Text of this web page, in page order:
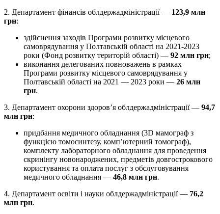
2. Департамент фінансів облдержадміністрації — 123,9 млн
грн:
здійснення заходів Програми розвитку місцевого
самоврядування у Полтавській області на 2021-2023
роки (Фонд розвитку територій області) — 92 млн грн;
виконання делегованих повноважень в рамках
Програми розвитку місцевого самоврядування у
Полтавській області на 2021 — 2023 роки — 26 млн
грн.
3. Департамент охорони здоров’я облдержадміністрації — 94,7
млн грн:
придбання медичного обладнання (3D мамограф з
функцією томосинтезу, комп’ютерний томограф),
комплекту лабораторного обладнання для проведення
скринінгу новонароджених, предметів довгострокового
користування та оплата послуг з обслуговування
медичного обладнання — 46,8 млн грн.
4. Департамент освіти і науки облдержадміністрації — 76,2
млн грн.